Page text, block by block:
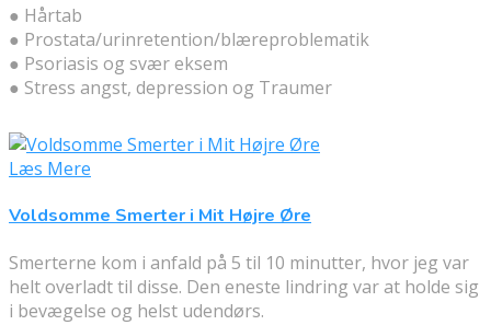
● Hårtab
● Prostata/urinretention/blæreproblematik
● Psoriasis og svær eksem
● Stress angst, depression og Traumer
Læs Mere
Voldsomme Smerter i Mit Højre Øre
Smerterne kom i anfald på 5 til 10 minutter, hvor jeg var
helt overladt til disse. Den eneste lindring var at holde sig
i bevægelse og helst udendørs.